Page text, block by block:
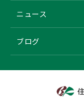
ニュース
ブログ